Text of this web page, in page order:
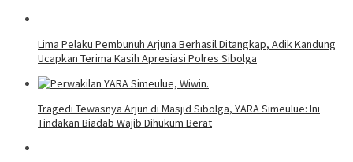
Lima Pelaku Pembunuh Arjuna Berhasil Ditangkap, Adik Kandung
Ucapkan Terima Kasih Apresiasi Polres Sibolga
Tragedi Tewasnya Arjun di Masjid Sibolga, YARA Simeulue: Ini
Tindakan Biadab Wajib Dihukum Berat